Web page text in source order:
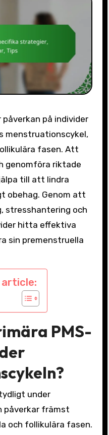
på individer
menstruationscykel,
fasen. Att
genomföra riktade
till att lindra
obehag. Genom att
stresshantering och
hitta effektiva
sin premenstruella
article:
PMS-
under
påverkar främst
och follikulära fasen.